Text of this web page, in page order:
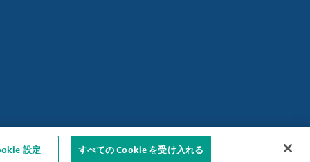
設定 すべての Cookie を受け入れる